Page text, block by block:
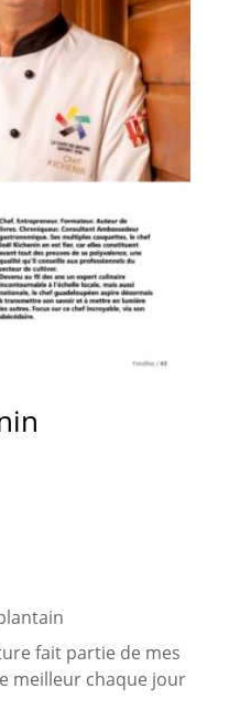
fait partie de mes
meilleur chaque jour